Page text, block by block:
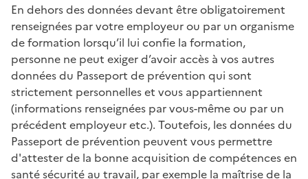
En dehors des données devant être obligatoirement
renseignées par votre employeur ou par un organisme
de formation lorsqu’il lui confie la formation,
personne ne peut exiger d’avoir accès à vos autres
données du Passeport de prévention qui sont
strictement personnelles et vous appartiennent
(informations renseignées par vous-même ou par un
précédent employeur etc.). Toutefois, les données du
Passeport de prévention peuvent vous permettre
d'attester de la bonne acquisition de compétences en
santé sécurité au travail, par exemple la maîtrise de la